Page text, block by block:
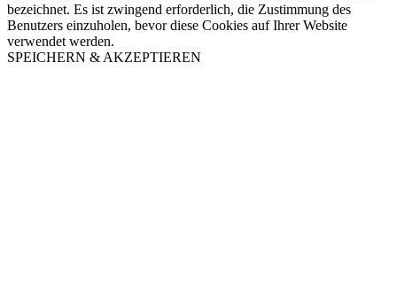
bezeichnet. Es ist zwingend erforderlich, die Zustimmung des
Benutzers einzuholen, bevor diese Cookies auf Ihrer Website
verwendet werden.
SPEICHERN & AKZEPTIEREN